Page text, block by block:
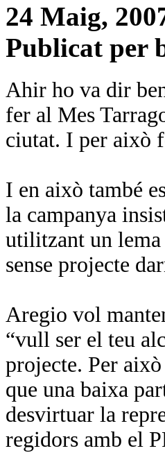
24 Maig,
Publicat per
Ahir ho va dir
fer al Mes
ciutat. I per això
I en això també
la campanya
utilitzant un lema
sense projecte
Aregio vol
“vull ser el teu
projecte. Per
que una baixa
desvirtuar la
regidors amb el